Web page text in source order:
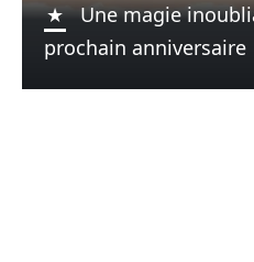
Une magie
prochain anniversaire